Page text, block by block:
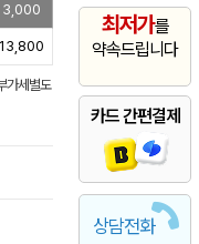
최저가를
약속드립니다
카드 간편결제
상담전화
3,000
13,800
가세별도